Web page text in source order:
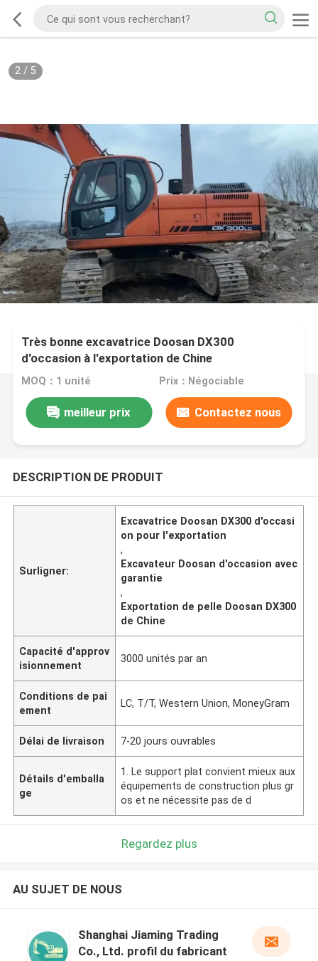
2/ 5
Très bonne excavatrice Doosan DX300
d'occasion à l'exportation de Chine
MOQ：1 unité Prix：Négociable
meilleur prix Contactez nous
DESCRIPTION DE PRODUIT
Surligner:
Excavatrice Doosan DX300 d'occasi
on pour l'exportation
,
Excavateur Doosan d'occasion avec
garantie
,
Exportation de pelle Doosan DX300
de Chine
Capacité d'approv
isionnement
3000 unités par an
Conditions de pai
ement
LC, T/T, Western Union, MoneyGram
Délai de livraison 7-20 jours ouvrables
Détails d'emballa
ge
1. Le support plat convient mieux aux
équipements de construction plus gr
os et ne nécessite pas de d
Regardez plus
AU SUJET DE NOUS
Shanghai Jiaming Trading
Co., Ltd. profil du fabricant